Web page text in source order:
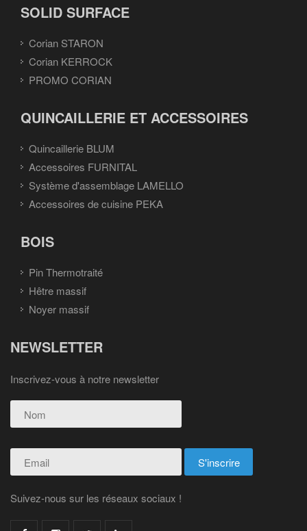
SOLID SURFACE
Corian STARON
Corian KERROCK
PROMO CORIAN
QUINCAILLERIE ET ACCESSOIRES
Quincaillerie BLUM
Accessoires FURNITAL
Système d'assemblage LAMELLO
Accessoires de cuisine PEKA
BOIS
Pin Thermotraité
Hêtre massif
Noyer massif
NEWSLETTER
Inscrivez-vous à notre newsletter
Suivez-nous sur les réseaux sociaux !